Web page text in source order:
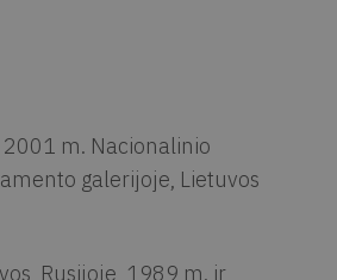
m. Nacionalinio
galerijoje, Lietuvos
Rusijoje, 1989 m. ir